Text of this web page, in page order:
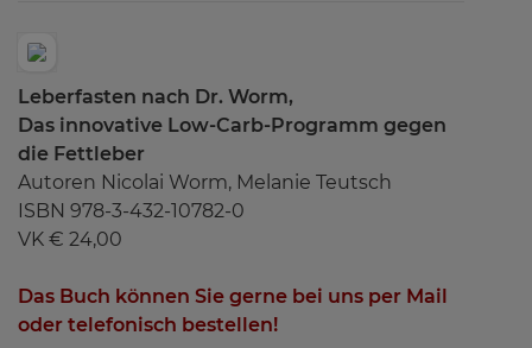
Leberfasten nach Dr. Worm,
Das innovative Low-Carb-Programm gegen
die Fettleber
Autoren Nicolai Worm, Melanie Teutsch
ISBN 978-3-432-10782-0
VK € 24,00
Das Buch können Sie gerne bei uns per Mail
oder telefonisch bestellen!